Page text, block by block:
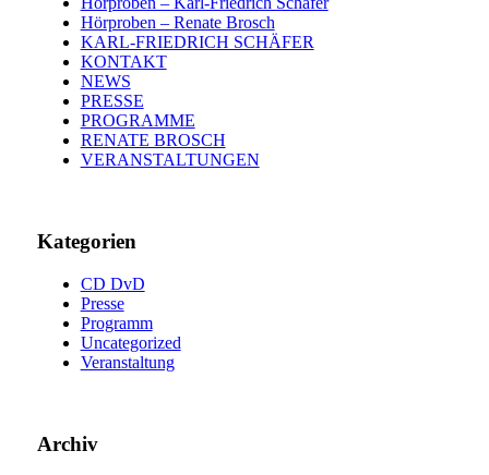
Hörproben – Renate Brosch
KARL-FRIEDRICH SCHÄFER
KONTAKT
NEWS
PRESSE
PROGRAMME
RENATE BROSCH
VERANSTALTUNGEN
Kategorien
CD DvD
Presse
Programm
Uncategorized
Veranstaltung
Archiv